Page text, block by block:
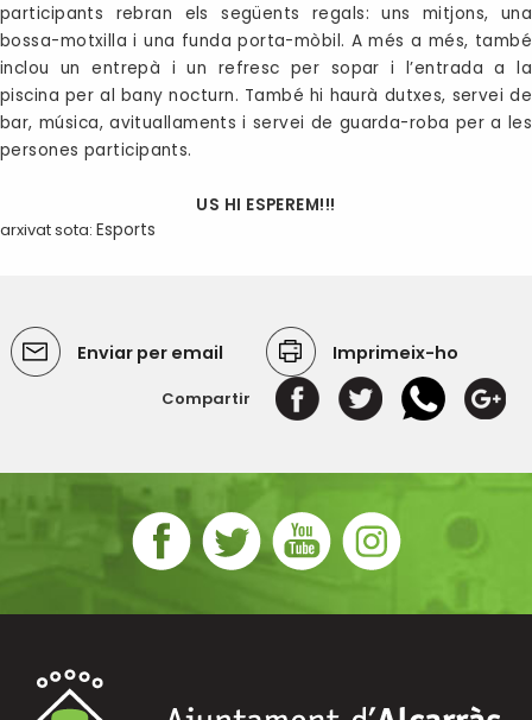
participants rebran els següents regals: uns mitjons, una
bossa-motxilla i una funda porta-mòbil. A més a més, també
inclou un entrepà i un refresc per sopar i l’entrada a la
piscina per al bany nocturn. També hi haurà dutxes, servei de
bar, música, avituallaments i servei de guarda-roba per a les
persones participants.
US HI ESPEREM!!!
arxivat sota: Esports
Enviar per email Imprimeix-ho
Compartir